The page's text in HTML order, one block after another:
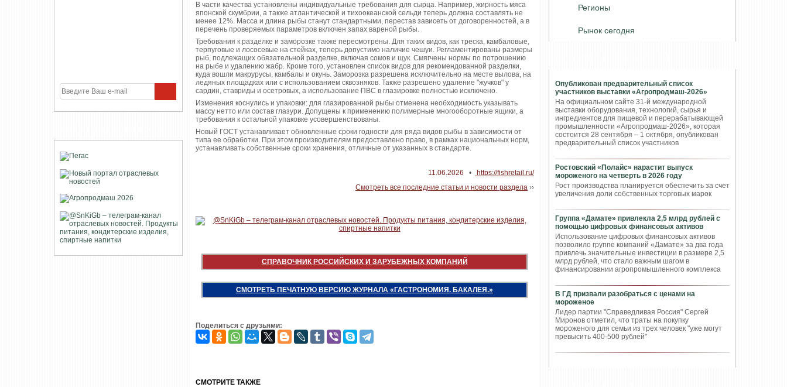
Регионы
Рынок сегодня
Опубликован предварительный список
участников выставки «Агропродмаш-2026»
На официальном сайте 31-й международной
выставки оборудования, технологий, сырья и
ингредиентов для пищевой и перерабатывающей
промышленности «Агропродмаш-2026», которая
состоится 28 сентября – 1 октября, опубликован
предварительный список участников
Ростовский «Полайс» нарастит выпуск
мороженого на четверть в 2026 году
Рост производства планируется обеспечить за счет
увеличения доли собственных торговых марок
Группа «Дамате» привлекла 2,5 млрд рублей с
помощью цифровых финансовых активов
Использование цифровых финансовых активов
позволило группе компаний «Дамате» за два года
привлечь значительные инвестиции в размере 2,5
млрд рублей, что стало важным шагом в
финансировании агропромышленного комплекса
В ГД призвали разобраться с ценами на
мороженое
Лидер партии "Справедливая Россия" Сергей
Миронов отметил, что траты на покупку
мороженого для семьи из трех человек "уже могут
превысить 400-500 рублей"
В части качества установлены индивидуальные требования для сырца. Например, жирность мяса
японской скумбрии, а также атлантической и тихоокеанской сельди теперь должна составлять не
менее 12%. Масса и длина рыбы станут стандартными, перестав зависеть от договоренностей, а в
перечень проверяемых параметров включен запах вареной рыбы.
Требования к разделке и заморозке также пересмотрены. Для таких видов, как треска, камбаловые,
терпуговые и лососевые на стейках, теперь допустимо наличие чешуи. Регламентированы размеры
рыб, подлежащих обязательной разделке, включая сомов и щук. Смягчены нормы по потрошению
на рыбе и удалению жабр. Кроме того, установлен список видов для рекомендованной разделки,
куда вошли макрурусы, камбалы и окунь. Заморозка разрешена исключительно на месте вылова, на
ледяных площадках или с использованием сквозняков. Также разрешено удаление "жучков" у
сардин, ставриды и осетровых, а использование ПВС в глазировке полностью исключено.
Изменения коснулись и упаковки: для глазированной рыбы отменена необходимость указывать
массу нетто или состав глазури. Допущены к применению полимерные многооборотные ящики, а
требования к остальной упаковке усовершенствованы.
Новый ГОСТ устанавливает обновленные сроки годности для ряда видов рыбы в зависимости от
типа ее обработки. При этом производителям предоставлено право, в рамках национальных норм,
устанавливать собственные сроки хранения, отличные от указанных в стандарте.
11.06.2026 •
https://fishretail.ru/
Смотреть все последние статьи и новости раздела ››
СПРАВОЧНИК РОССИЙСКИХ И ЗАРУБЕЖНЫХ КОМПАНИЙ
СМОТРЕТЬ ПЕЧАТНУЮ ВЕРСИЮ ЖУРНАЛА «ГАСТРОНОМИЯ. БАКАЛЕЯ.»
Поделиться с друзьями:
CМОТРИТЕ ТАКЖЕ